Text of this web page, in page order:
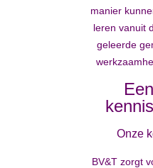
manier
leren vanuit
geleerde
Onze
BV&T zorgt